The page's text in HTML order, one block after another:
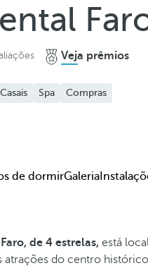
Veja prêmios
Casais Spa Compras
de dormirGaleria
de 4 estrelas, está
atrações do centro